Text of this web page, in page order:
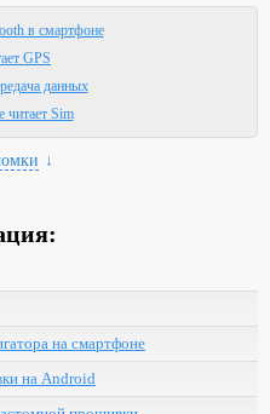
в смартфоне
GPS
данных
читает Sim
↓
на смартфоне
на Android